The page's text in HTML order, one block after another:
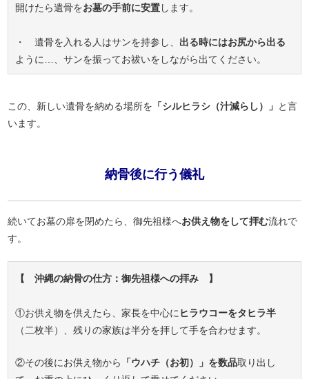
開けたら遺骨をお墓の手前に安置します。
・ 遺骨を入れる人はサンを持参し、 出る時にはお尻から出る
ように…、サンを振ってお祓いをしながら出てください。
この、新しい遺骨を納める場所を 「シルヒラシ（汁減らし）」 と言
います。
納骨後に行う儀礼
続いてお墓の扉を閉めたら、御先祖様へお供え物をして拝む流れで
す。
【 沖縄の納骨の仕方：御先祖様への拝み 】
①お供え物を供えたら、家長を中心に ヒラウコーをタヒラ半
（二枚半）、残りの家族は半分を拝して手を合わせます。
②その後にお供え物から 「ウハチ（お初）」を数品取り出し